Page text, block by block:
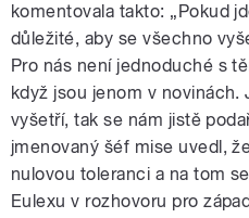
komentovala takto: „Pokud
důležité, aby se všechno
Pro nás není jednoduché s
když jsou jenom v novinách.
vyšetří, tak se nám jistě
jmenovaný šéf mise uvedl,
nulovou toleranci a na tom
Eulexu v rozhovoru pro